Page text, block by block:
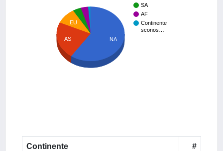
SA
AF
Continente
sconos…
EU
AS NA
Continente #